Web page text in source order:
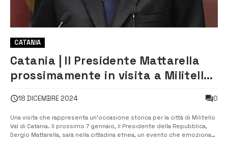
CATANIA
Catania | Il Presidente Mattarella
prossimamente in visita a Militello
18 DICEMBRE 2024 0
Una visita che rappresenta un’occasione storica per la città di Militello
Val di Catania. Il prossimo 7 gennaio, il Presidente della Repubblica,
Sergio Mattarella, sarà nella cittadina etnea, un evento che emoziona